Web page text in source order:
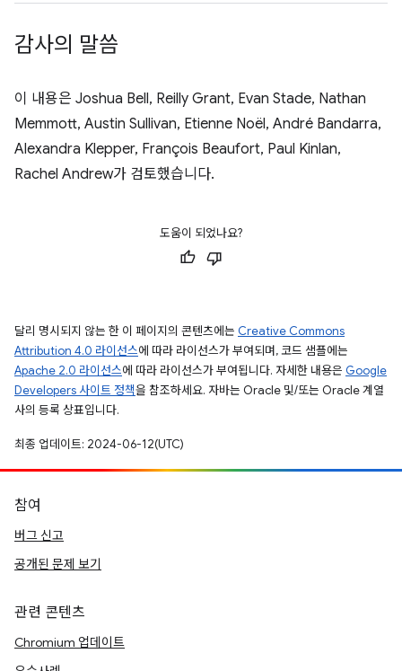
감사의 말씀
이 내용은 Joshua Bell, Reilly Grant, Evan Stade, Nathan
Memmott, Austin Sullivan, Etienne Noël, André Bandarra,
Alexandra Klepper, François Beaufort, Paul Kinlan,
Rachel Andrew가 검토했습니다.
도움이 되었나요?
달리 명시되지 않는 한 이 페이지의 콘텐츠에는 Creative Commons
Attribution 4.0 라이선스에 따라 라이선스가 부여되며, 코드 샘플에는
Apache 2.0 라이선스에 따라 라이선스가 부여됩니다. 자세한 내용은 Google
Developers 사이트 정책을 참조하세요. 자바는 Oracle 및/또는 Oracle 계열
사의 등록 상표입니다.
최종 업데이트: 2024-06-12(UTC)
참여
버그 신고
공개된 문제 보기
관련 콘텐츠
Chromium 업데이트